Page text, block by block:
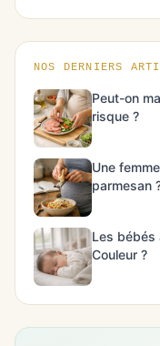
NOS DERNIERS
Peut-on
risque ?
Une
parmesan
Les
Couleur ?